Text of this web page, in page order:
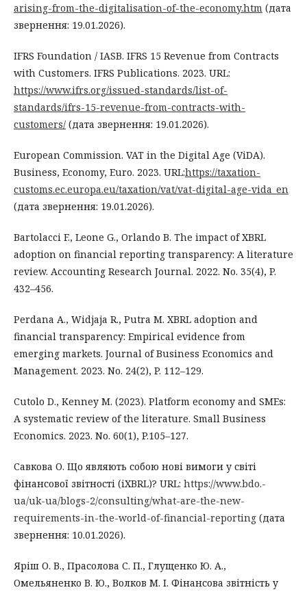
arising-from-the-digitalisation-of-the-economy.htm (дата
звернення: 19.01.2026).
IFRS Foundation / IASB. IFRS 15 Revenue from Contracts
with Customers. IFRS Publications. 2023. URL:
https://www.ifrs.org/issued-standards/list-of-
standards/ifrs-15-revenue-from-contracts-with-
customers/ (дата звернення: 19.01.2026).
European Commission. VAT in the Digital Age (ViDA).
Business, Economy, Euro. 2023. URL:https://taxation-
customs.ec.europa.eu/taxation/vat/vat-digital-age-vida_en
(дата звернення: 19.01.2026).
Bartolacci F., Leone G., Orlando B. The impact of XBRL
adoption on financial reporting transparency: A literature
review. Accounting Research Journal. 2022. No. 35(4), P.
432–456.
Perdana A., Widjaja R., Putra M. XBRL adoption and
financial transparency: Empirical evidence from
emerging markets. Journal of Business Economics and
Management. 2023. No. 24(2), P. 112–129.
Cutolo D., Kenney M. (2023). Platform economy and SMEs:
A systematic review of the literature. Small Business
Economics. 2023. No. 60(1), P.105–127.
Савкова О. Що являють собою нові вимоги у світі
фінансової звітності (iXBRL)? URL: https://www.bdo.-
ua/uk-ua/blogs-2/consulting/what-are-the-new-
requirements-in-the-world-of-financial-reporting (дата
звернення: 10.01.2026).
Яріш О. В., Прасолова С. П., Глущенко Ю. А.,
Омельяненко В. Ю., Волков М. І. Фінансова звітність у